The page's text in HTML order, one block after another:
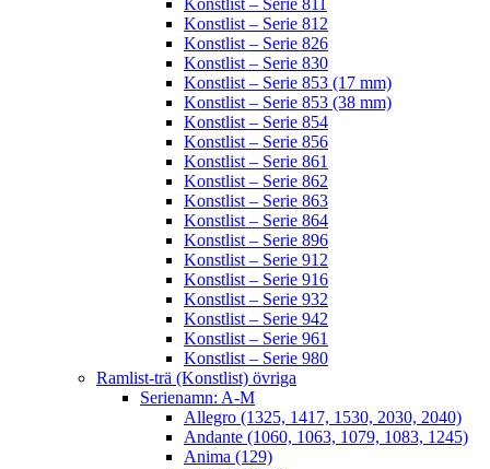
Konstlist – Serie 811
Konstlist – Serie 812
Konstlist – Serie 826
Konstlist – Serie 830
Konstlist – Serie 853 (17 mm)
Konstlist – Serie 853 (38 mm)
Konstlist – Serie 854
Konstlist – Serie 856
Konstlist – Serie 861
Konstlist – Serie 862
Konstlist – Serie 863
Konstlist – Serie 864
Konstlist – Serie 896
Konstlist – Serie 912
Konstlist – Serie 916
Konstlist – Serie 932
Konstlist – Serie 942
Konstlist – Serie 961
Konstlist – Serie 980
Ramlist-trä (Konstlist) övriga
Serienamn: A-M
Allegro (1325, 1417, 1530, 2030, 2040)
Andante (1060, 1063, 1079, 1083, 1245)
Anima (129)